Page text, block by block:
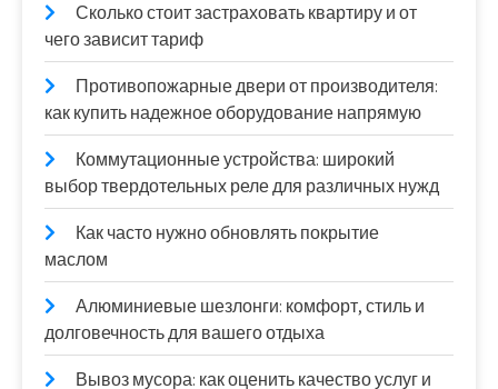
Сколько стоит застраховать квартиру и от
чего зависит тариф
Противопожарные двери от производителя:
как купить надежное оборудование напрямую
Коммутационные устройства: широкий
выбор твердотельных реле для различных нужд
Как часто нужно обновлять покрытие
маслом
Алюминиевые шезлонги: комфорт, стиль и
долговечность для вашего отдыха
Вывоз мусора: как оценить качество услуг и